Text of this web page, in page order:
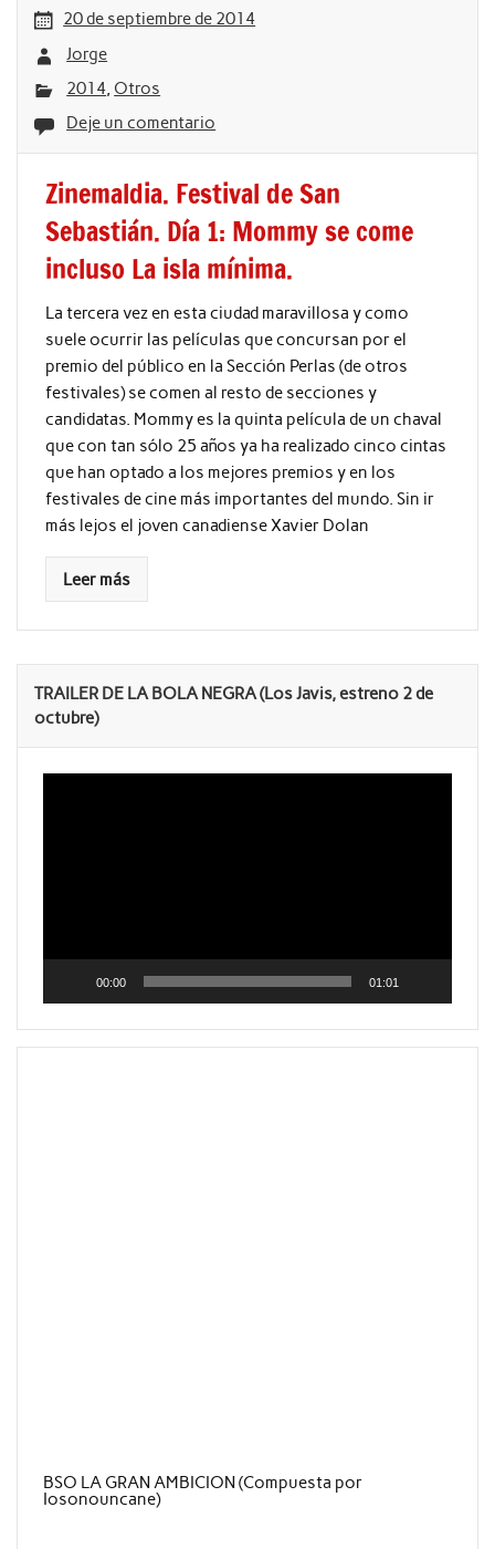
20 de septiembre de 2014
Jorge
2014, Otros
Deje un comentario
Zinemaldia. Festival de San
Sebastián. Día 1: Mommy se come
incluso La isla mínima.
La tercera vez en esta ciudad maravillosa y como
suele ocurrir las películas que concursan por el
premio del público en la Sección Perlas (de otros
festivales) se comen al resto de secciones y
candidatas. Mommy es la quinta película de un chaval
que con tan sólo 25 años ya ha realizado cinco cintas
que han optado a los mejores premios y en los
festivales de cine más importantes del mundo. Sin ir
más lejos el joven canadiense Xavier Dolan
Leer más
TRAILER DE LA BOLA NEGRA (Los Javis, estreno 2 de
octubre)
Reproductor
00:00 01:01
BSO LA GRAN AMBICION (Compuesta por
Iosonouncane)